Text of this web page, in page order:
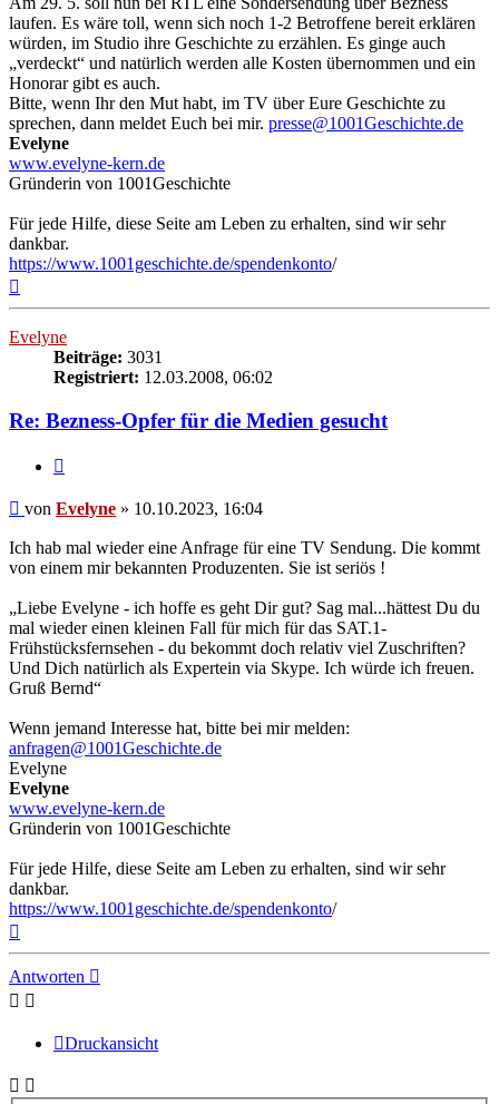
laufen. Es wäre toll, wenn sich noch 1-2 Betroffene bereit erklären
würden, im Studio ihre Geschichte zu erzählen. Es ginge auch
„verdeckt“ und natürlich werden alle Kosten übernommen und ein
Honorar gibt es auch.
Bitte, wenn Ihr den Mut habt, im TV über Eure Geschichte zu
sprechen, dann meldet Euch bei mir. presse@1001Geschichte.de
Evelyne
www.evelyne-kern.de
Gründerin von 1001Geschichte
Für jede Hilfe, diese Seite am Leben zu erhalten, sind wir sehr
dankbar.
https://www.1001geschichte.de/spendenkonto/
Evelyne
Beiträge: 3031
Registriert: 12.03.2008, 06:02
Re: Bezness-Opfer für die Medien gesucht
Beitrag
von Evelyne » 10.10.2023, 16:04
Ich hab mal wieder eine Anfrage für eine TV Sendung. Die kommt
von einem mir bekannten Produzenten. Sie ist seriös !
„Liebe Evelyne - ich hoffe es geht Dir gut? Sag mal...hättest Du du
mal wieder einen kleinen Fall für mich für das SAT.1-
Frühstücksfernsehen - du bekommt doch relativ viel Zuschriften?
Und Dich natürlich als Expertein via Skype. Ich würde ich freuen.
Gruß Bernd“
Wenn jemand Interesse hat, bitte bei mir melden:
anfragen@1001Geschichte.de
Evelyne
Evelyne
www.evelyne-kern.de
Gründerin von 1001Geschichte
Für jede Hilfe, diese Seite am Leben zu erhalten, sind wir sehr
dankbar.
https://www.1001geschichte.de/spendenkonto/
Antworten
Druckansicht